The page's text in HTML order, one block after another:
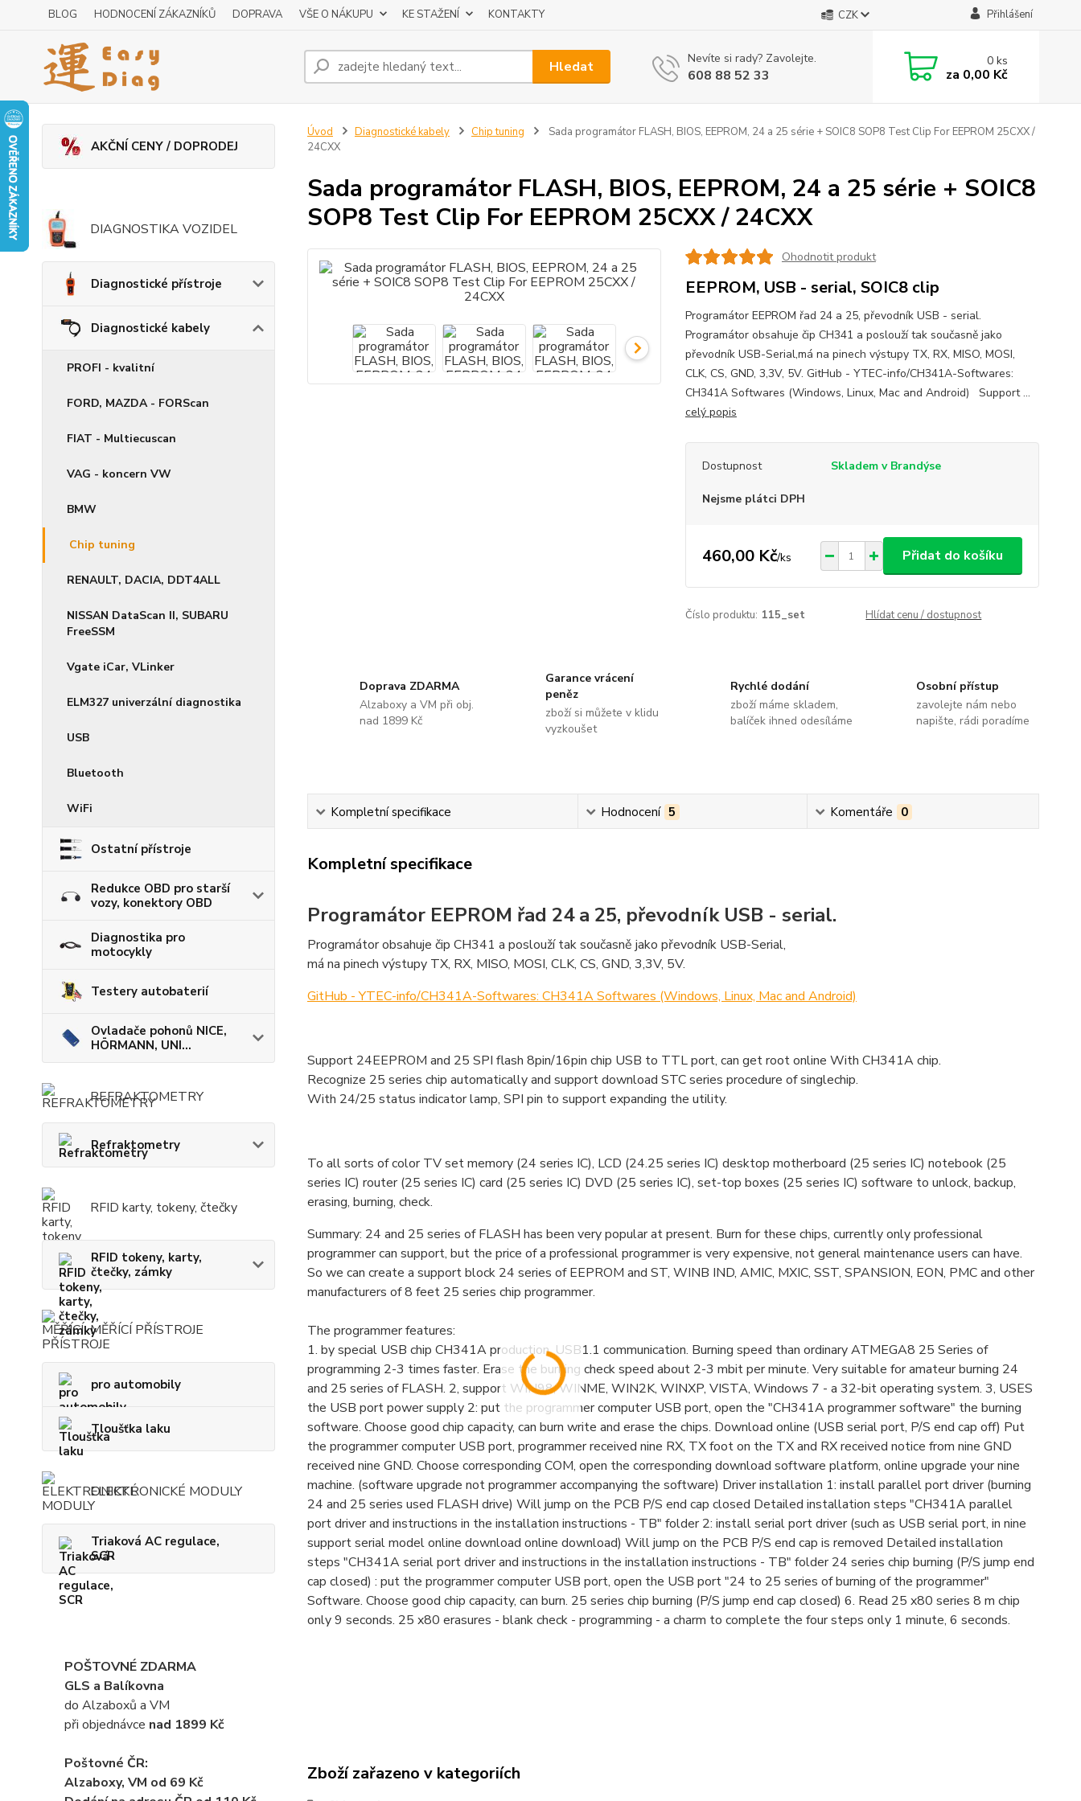
BLOG HODNOCENÍ ZÁKAZNÍKŮ DOPRAVA VŠE O NÁKUPU KE STAŽENÍ KONTAKTY CZK Přihlášení
Hledat Nevíte si rady? Zavolejte.
608 88 52 33
0ks
za 0,00 Kč
AKČNÍ CENY / DOPRODEJ
DIAGNOSTIKA VOZIDEL
Diagnostické přístroje
Diagnostické kabely
PROFI - kvalitní
FORD, MAZDA - FORScan
FIAT - Multiecuscan
VAG - koncern VW
BMW
Chip tuning
RENAULT, DACIA, DDT4ALL
NISSAN DataScan II, SUBARU
FreeSSM
Vgate iCar, VLinker
ELM327 univerzální diagnostika
USB
Bluetooth
WiFi
Ostatní přístroje
Redukce OBD pro starší
vozy, konektory OBD
Diagnostika pro
motocykly
Testery autobaterií
Ovladače pohonů NICE,
HÖRMANN, UNI...
REFRAKTOMETRY
Refraktometry
RFID karty, tokeny, čtečky
RFID tokeny, karty,
čtečky, zámky
MĚŘÍCÍ PŘÍSTROJE
pro automobily
Tloušťka laku
ELEKTRONICKÉ MODULY
Triaková AC regulace,
SCR
POŠTOVNÉ ZDARMA
GLS a Balíkovna
do Alzaboxů a VM
při objednávce nad 1899 Kč
Poštovné ČR:
Alzaboxy, VM od 69 Kč
Úvod Diagnostické kabely Chip tuning
Sada programátor FLASH, BIOS, EEPROM, 24 a 25 série + SOIC8 SOP8 Test Clip For EEPROM 25CXX /
24CXX
Sada programátor FLASH, BIOS, EEPROM, 24 a 25 série + SOIC8
SOP8 Test Clip For EEPROM 25CXX / 24CXX
Ohodnotit produkt
EEPROM, USB - serial, SOIC8 clip
Programátor EEPROM řad 24 a 25, převodník USB - serial.
Programátor obsahuje čip CH341 a poslouží tak současně jako
převodník USB-Serial,má na pinech výstupy TX, RX, MISO, MOSI,
CLK, CS, GND, 3,3V, 5V. GitHub - YTEC-info/CH341A-Softwares:
CH341A Softwares (Windows, Linux, Mac and Android) Support ...
celý popis
Dostupnost Skladem v Brandýse
Nejsme plátci DPH
460,00 Kč/ks Přidat do košíku
Číslo produktu: 115_set Hlídat cenu / dostupnost
Doprava ZDARMA
Alzaboxy a VM při obj.
nad 1899 Kč
Garance vrácení
peněz
zboží si můžete v klidu
vyzkoušet
Rychlé dodání
zboží máme skladem,
balíček ihned odesíláme
Osobní přístup
zavolejte nám nebo
napište, rádi poradíme
Kompletní specifikace Hodnocení 5 Komentáře 0
Kompletní specifikace
Programátor EEPROM řad 24 a 25, převodník USB - serial.
Programátor obsahuje čip CH341 a poslouží tak současně jako převodník USB-Serial,
má na pinech výstupy TX, RX, MISO, MOSI, CLK, CS, GND, 3,3V, 5V.
GitHub - YTEC-info/CH341A-Softwares: CH341A Softwares (Windows, Linux, Mac and Android)
Support 24EEPROM and 25 SPI flash 8pin/16pin chip USB to TTL port, can get root online With CH341A chip.
Recognize 25 series chip automatically and support download STC series procedure of singlechip.
With 24/25 status indicator lamp, SPI pin to support expanding the utility.
To all sorts of color TV set memory (24 series IC), LCD (24.25 series IC) desktop motherboard (25 series IC) notebook (25
series IC) router (25 series IC) card (25 series IC) DVD (25 series IC), set-top boxes (25 series IC) software to unlock, backup,
erasing, burning, check.
Summary: 24 and 25 series of FLASH has been very popular at present. Burn for these chips, currently only professional
programmer can support, but the price of a professional programmer is very expensive, not general maintenance users can have.
So we can create a support block 24 series of EEPROM and ST, WINB IND, AMIC, MXIC, SST, SPANSION, EON, PMC and other
manufacturers of 8 feet 25 series chip programmer.
The programmer features:
1. by special USB chip CH341A production. USB1.1 communication. Burning speed than ordinary ATMEGA8 25 Series of
programming 2-3 times faster. Erase the burning check speed about 2-3 mbit per minute. Very suitable for amateur burning 24
and 25 series of FLASH. 2, support WIN98, WINME, WIN2K, WINXP, VISTA, Windows 7 - a 32-bit operating system. 3, USES
the USB port power supply 2: put the programmer computer USB port, open the "CH341A programmer software" the burning
software. Choose good chip capacity, can burn write and erase the chips. Download online (USB serial port, P/S end cap off) Put
the programmer computer USB port, programmer received nine RX, TX foot on the TX and RX received notice from nine GND
received nine GND. Choose corresponding COM, open the corresponding download software platform, online upgrade your nine
machine. (software upgrade not programmer accompanying the software) Driver installation 1: install parallel port driver (burning
24 and 25 series used FLASH drive) Will jump on the PCB P/S end cap closed Detailed installation steps "CH341A parallel
port driver and instructions in the installation instructions - TB" folder 2: install serial port driver (such as USB serial port, in nine
support serial model online download online download) Will jump on the PCB P/S end cap is removed Detailed installation
steps "CH341A serial port driver and instructions in the installation instructions - TB" folder 24 series chip burning (P/S jump end
cap closed) : put the programmer computer USB port, open the USB port "24 to 25 series of burning of the programmer"
Software. Choose good chip capacity, can burn. 25 series chip burning (P/S jump end cap closed) 6. Read 25 x80 series 8 m chip
only 9 seconds. 25 x80 erasures - blank check - programming - a charm to complete the four steps only 1 minute, 6 seconds.
Zboží zařazeno v kategoriích